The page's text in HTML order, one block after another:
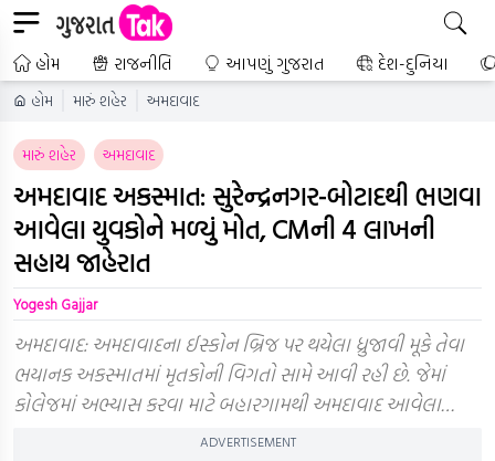
હોમ રાજનીતિ આપણું ગુજરાત દેશ-દુનિયા
હોમ મારું શહેર અમદાવાદ
મારું શહેર અમદાવાદ
અમદાવાદ અકસ્માત: સુરેન્દ્રનગર-બોટાદથી ભણવા
આવેલા યુવકોને મળ્યું મોત, CMની 4 લાખની
સહાય જાહેરાત
Yogesh Gajjar
અમદાવાદ: અમદાવાદના ઈસ્કોન બ્રિજ પર થયેલા ધ્રુજાવી મૂકે તેવા
ભયાનક અકસ્માતમાં મૃતકોની વિગતો સામે આવી રહી છે. જેમાં
કોલેજમાં અભ્યાસ કરવા માટે બહારગામથી અમદાવાદ આવેલા…
ADVERTISEMENT